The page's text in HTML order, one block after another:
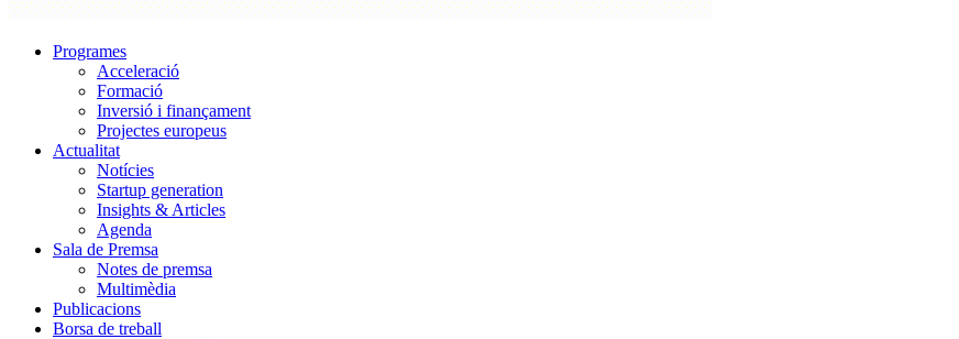
Programes
Acceleració
Formació
Inversió i finançament
Projectes europeus
Actualitat
Notícies
Startup generation
Insights & Articles
Agenda
Sala de Premsa
Notes de premsa
Multimèdia
Publicacions
Borsa de treball